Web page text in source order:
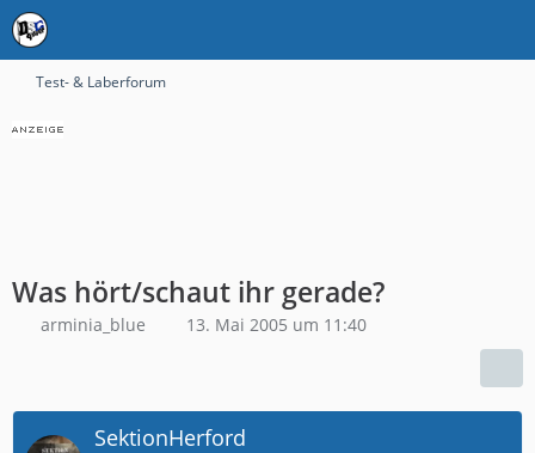
Test- & Laberforum
Was hört/schaut ihr gerade?
arminia_blue 13. Mai 2005 um 11:40
SektionHerford